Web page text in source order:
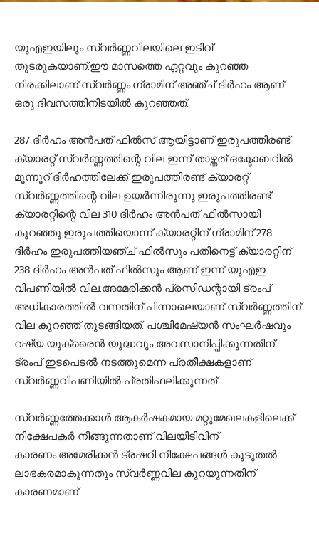
യുഎഇയിലും സ്വര്‍ണ്ണവിലയിലെ ഇടിവ്
തുടരുകയാണ്.ഈ മാസത്തെ ഏറ്റവും കുറഞ്ഞ
നിരക്കിലാണ് സ്വര്‍ണ്ണം.ഗ്രാമിന് അഞ്ച് ദിര്‍ഹം ആണ്
ഒരു ദിവസത്തിനിടയില്‍ കുറഞ്ഞത്.
287 ദിര്‍ഹം അന്‍പത് ഫില്‍സ് ആയിട്ടാണ് ഇരുപത്തിരണ്ട്
ക്യാരറ്റ് സ്വര്‍ണ്ണത്തിന്റെ വില ഇന്ന് താഴ്ന്നത്.ഒക്ടോബറില്‍
മൂന്നൂറ് ദിര്‍ഹത്തിലേക്ക് ഇരുപത്തിരണ്ട് ക്യാരറ്റ്
സ്വര്‍ണ്ണത്തിന്റെ വില ഉയര്‍ന്നിരുന്നു.ഇരുപത്തിരണ്ട്
ക്യാരറ്റിന്റെ വില 310 ദിര്‍ഹം അന്‍പത് ഫില്‍സായി
കുറഞ്ഞു.ഇരുപത്തിയൊന്ന് ക്യാരറ്റിന് ഗ്രാമിന് 278
ദിര്‍ഹം ഇരുപത്തിയഞ്ച് ഫില്‍സും പതിനെട്ട് ക്യാരറ്റിന്
238 ദിര്‍ഹം അന്‍പത് ഫില്‍സും ആണ് ഇന്ന് യുഎഇ
വിപണിയില്‍ വില.അമേരിക്കന്‍ പ്രസിഡന്റായി ട്രംപ്
അധികാരത്തില്‍ വന്നതിന് പിന്നാലെയാണ് സ്വര്‍ണ്ണത്തിന്
വില കുറഞ്ഞ് തുടങ്ങിയത്. പശ്ചിമേഷ്യന്‍ സംഘര്‍ഷവും
റഷ്യ യുക്രൈന്‍ യുദ്ധവും അവസാനിപ്പിക്കുന്നതിന്
ട്രംപ് ഇടപെടല്‍ നടത്തുമെന്ന പ്രതീക്ഷകളാണ്
സ്വര്‍ണ്ണവിപണിയില്‍ പ്രതിഫലിക്കുന്നത്.
സ്വര്‍ണ്ണത്തേക്കാള്‍ ആകര്‍ഷകമായ മറ്റുമേഖലകളിലെക്ക്
നിക്ഷേപകര്‍ നീങ്ങുന്നതാണ് വിലയിടിവിന്
കാരണം.അമേരിക്കന്‍ ട്രഷറി നിക്ഷേപങ്ങള്‍ കൂടുതല്‍
ലാഭകരമാകുന്നതും സ്വര്‍ണ്ണവില കുറയുന്നതിന്
കാരണമാണ്.